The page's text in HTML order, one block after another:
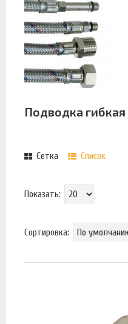
Подводка гибкая
Сетка Список
Показать:
Сортировка: